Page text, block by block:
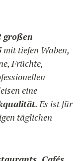
großen
mit tiefen Waben,
Früchte,
eine
. Es ist für
täglichen